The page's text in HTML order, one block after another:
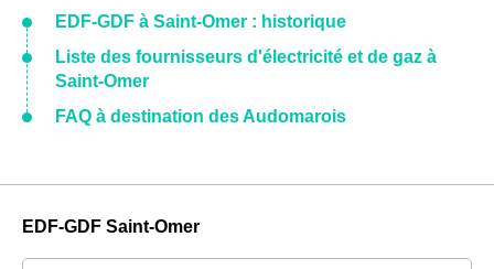
EDF-GDF à Saint-Omer : historique
Liste des fournisseurs d'électricité et de gaz à
Saint-Omer
FAQ à destination des Audomarois
EDF-GDF Saint-Omer